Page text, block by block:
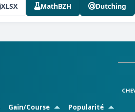
XLSX MathBZH Dutching
Gain/Course Popularité